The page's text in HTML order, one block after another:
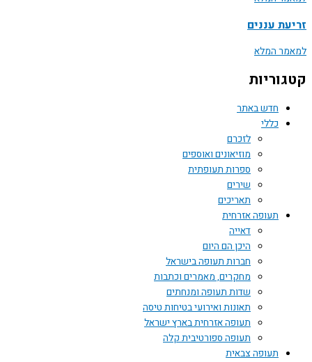
זריעת עננים
למאמר המלא
קטגוריות
חדש באתר
כללי
לזכרם
מוזיאונים ואוספים
ספרות תעופתית
שירים
תאריכים
תעופה אזרחית
דאייה
היכן הם היום
חברות תעופה בישראל
מחקרים, מאמרים וכתבות
שדות תעופה ומנחתים
תאונות ואירועי בטיחות טיסה
תעופה אזרחית בארץ ישראל
תעופה ספורטיבית קלה
תעופה צבאית